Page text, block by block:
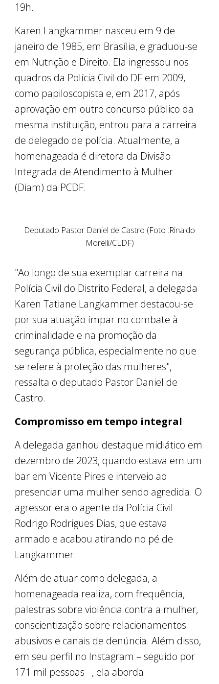
19h.
Karen Langkammer nasceu em 9 de
janeiro de 1985, em Brasília, e graduou-se
em Nutrição e Direito. Ela ingressou nos
quadros da Polícia Civil do DF em 2009,
como papiloscopista e, em 2017, após
aprovação em outro concurso público da
mesma instituição, entrou para a carreira
de delegado de polícia. Atualmente, a
homenageada é diretora da Divisão
Integrada de Atendimento à Mulher
(Diam) da PCDF.
Deputado Pastor Daniel de Castro (Foto :Rinaldo
Morelli/CLDF)
"Ao longo de sua exemplar carreira na
Polícia Civil do Distrito Federal, a delegada
Karen Tatiane Langkammer destacou-se
por sua atuação ímpar no combate à
criminalidade e na promoção da
segurança pública, especialmente no que
se refere à proteção das mulheres",
ressalta o deputado Pastor Daniel de
Castro.
Compromisso em tempo integral
A delegada ganhou destaque midiático em
dezembro de 2023, quando estava em um
bar em Vicente Pires e interveio ao
presenciar uma mulher sendo agredida. O
agressor era o agente da Polícia Civil
Rodrigo Rodrigues Dias, que estava
armado e acabou atirando no pé de
Langkammer.
Além de atuar como delegada, a
homenageada realiza, com frequência,
palestras sobre violência contra a mulher,
conscientização sobre relacionamentos
abusivos e canais de denúncia. Além disso,
em seu perfil no Instagram – seguido por
171 mil pessoas –, ela aborda